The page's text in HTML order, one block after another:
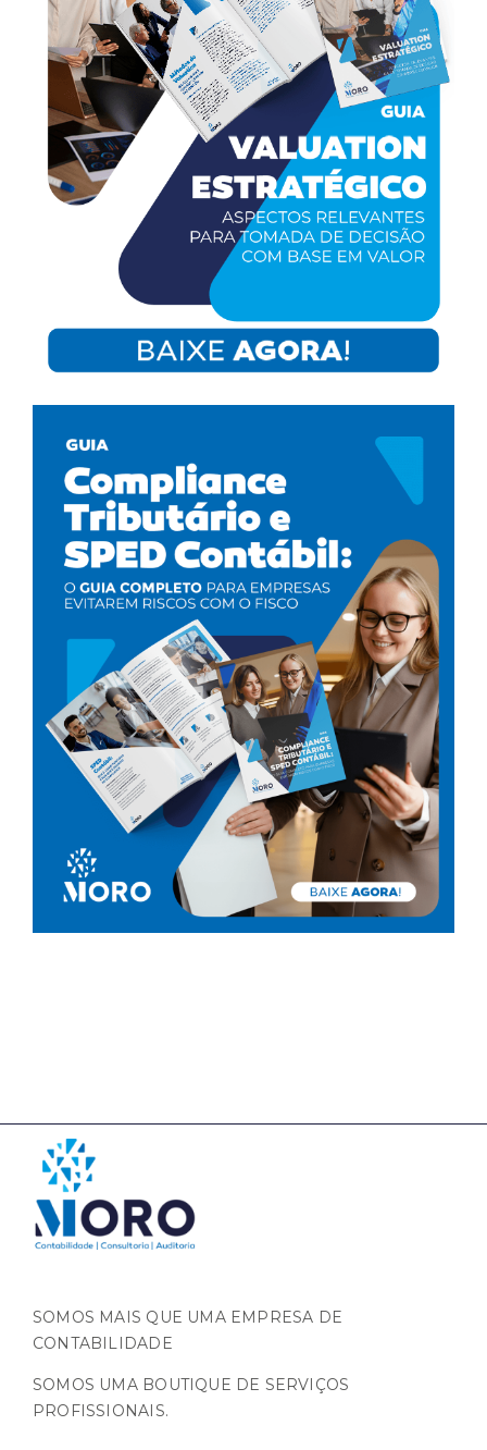
SOMOS MAIS QUE UMA EMPRESA DE
CONTABILIDADE
SOMOS UMA BOUTIQUE DE SERVIÇOS
PROFISSIONAIS.